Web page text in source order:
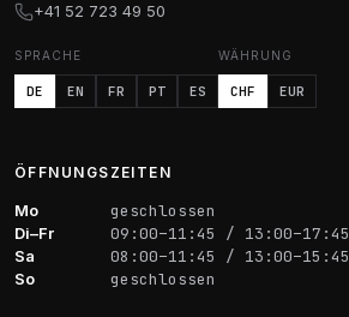
+41 52 723 49 50
SPRACHE
DE EN FR PT ES
WÄHRUNG
CHF EUR
ÖFFNUNGSZEITEN
Mo geschlossen
Di–Fr 09:00–11:45 / 13:00–17:45
Sa 08:00–11:45 / 13:00–15:45
So geschlossen